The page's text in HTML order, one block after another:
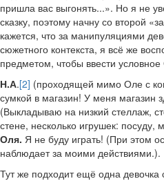
пришла вас выгонять...». Но я не
сказку, поэтому начну со второй
кажется, что за манипуляциями
сюжетного контекста, я всё же
предметом, чтобы ввести
Н.А.[2] (проходящей мимо Оле с
сумкой в магазин! У меня магазин
(Выкладываю на низкий стеллаж,
стене, несколько игрушек: посуду,
Оля. Я не буду играть! (При этом
наблюдает за моими действиями.).
Тут же подходит ещё одна